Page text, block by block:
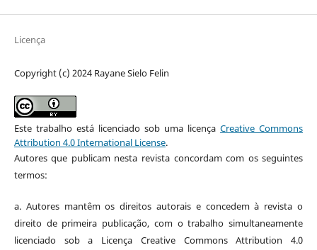
Licença
Copyright (c) 2024 Rayane Sielo Felin
Este trabalho está licenciado sob uma licençaCreative Commons
Attribution 4.0 International License.
Autores que publicam nesta revista concordam com os seguintes
termos:
a. Autores mantêm os direitos autorais e concedem à revista o
direito de primeira publicação, com o trabalho simultaneamente
licenciado sob a Licença Creative Commons Attribution 4.0